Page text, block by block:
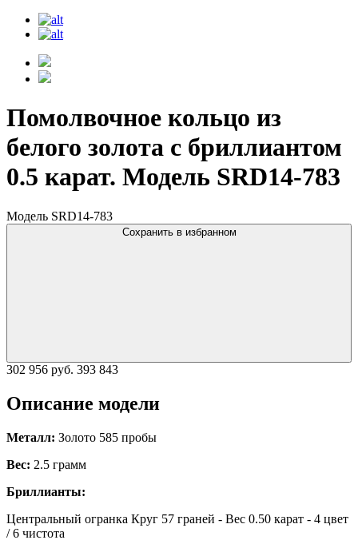
Помолвочное кольцо из
белого золота с бриллиантом
0.5 карат. Модель SRD14-783
Модель SRD14-783
Сохранить в избранном
302 956 руб. 393 843
Описание модели
Металл: Золото 585 пробы
Вес: 2.5 грамм
Бриллианты:
Центральный огранка Круг 57 граней - Вес 0.50 карат - 4 цвет
/ 6 чистота